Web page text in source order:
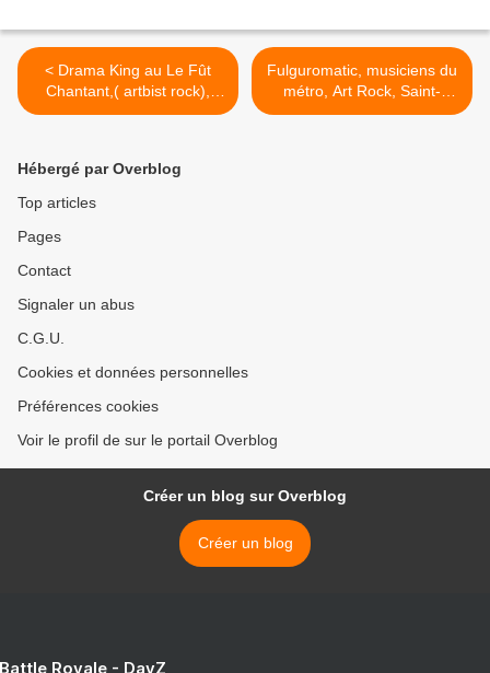
< Drama King au Le Fût
Chantant,( artbist rock),
Saint-Brieuc, le 22 mai
Fulguromatic, musiciens du
métro, Art Rock, Saint-
Brieuc, le 24 mai 2026 >
Hébergé par Overblog
Top articles
Pages
Contact
Signaler un abus
C.G.U.
Cookies et données personnelles
Préférences cookies
Voir le profil de sur le portail Overblog
Créer un blog sur Overblog
Créer un blog
Royale - DayZ